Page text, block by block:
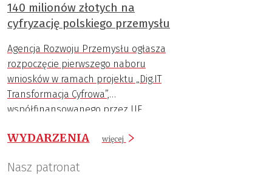
finansowany ze środków Unii Europejskiej
w ramach FENG, został stworzony właśnie
przedsiębiorstwom wkroczyć na wyższy
poziom cyfrowego rozwoju.
140 milionów złotych na
cyfryzację polskiego przemysłu
Agencja Rozwoju Przemysłu ogłasza
rozpoczęcie pierwszego naboru
wniosków w ramach projektu „Dig.IT
Transformacja Cyfrowa”,
współfinansowanego przez UE.
WYDARZENIA więcej
Nasz patronat